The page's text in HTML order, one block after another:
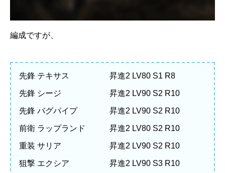
編成ですが、
先鋒 テキサス 昇進2 LV80 S1 R8
先鋒 シージ 昇進2 LV90 S2 R10
先鋒 バグパイプ 昇進2 LV90 S2 R10
前衛 ラップランド 昇進2 LV80 S2 R10
重装 サリア 昇進2 LV90 S2 R10
狙撃 エクシア 昇進2 LV90 S3 R10